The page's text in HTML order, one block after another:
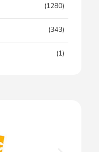
(1280)
(343)
(1)